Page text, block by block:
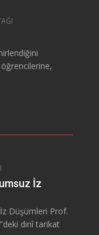
İz
Düşümleri Prof.
dinî tarikat